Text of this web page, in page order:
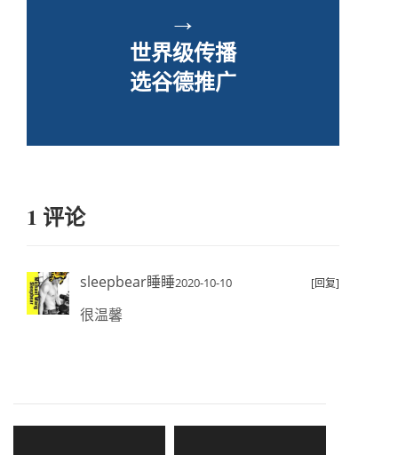
→
世界级传播
选谷德推广
1 评论
sleepbear睡睡2020-10-10 [回复]
很温馨